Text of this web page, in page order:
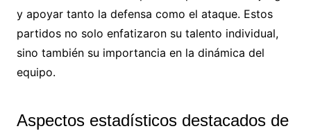
y apoyar tanto la defensa como el ataque. Estos
partidos no solo enfatizaron su talento individual,
sino también su importancia en la dinámica del
equipo.
Aspectos estadísticos destacados de